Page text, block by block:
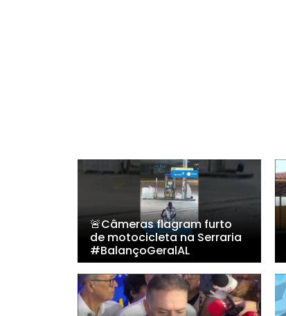
🚨Câmeras flagram furto
de motocicleta na Serraria
#BalançoGeralAL